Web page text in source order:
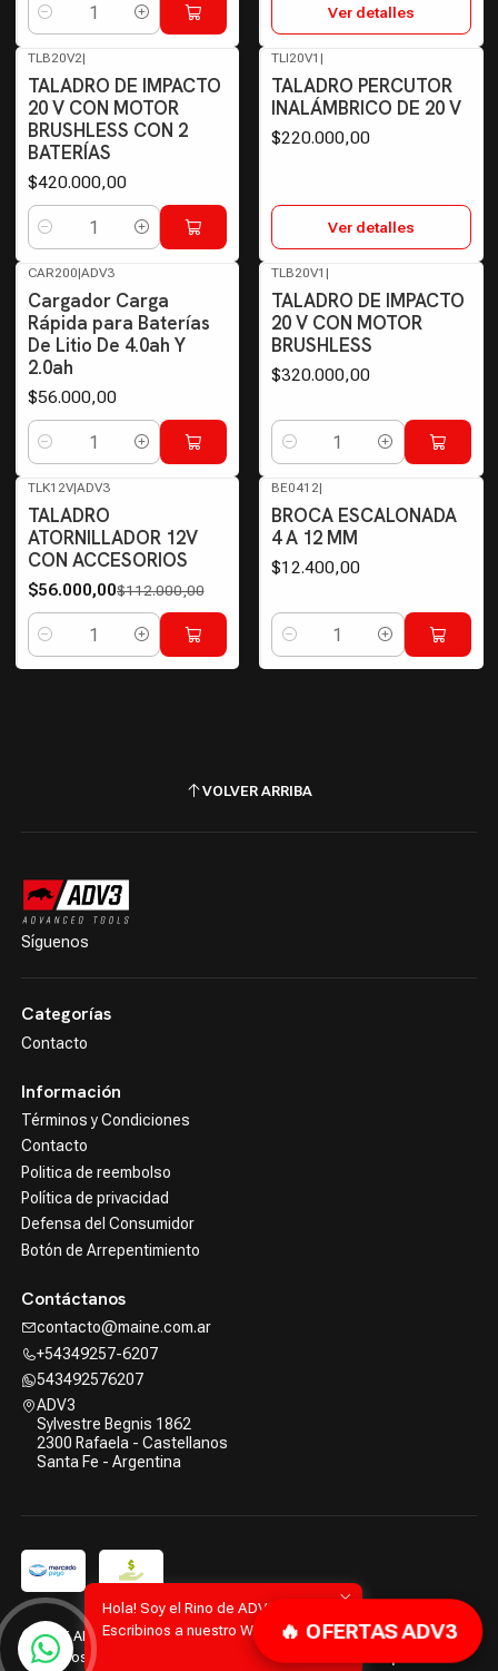
🔥 OFERTAS ADV3
Cantidad
Ver detalles
TLB20V2|
TALADRO DE IMPACTO
20 V CON MOTOR
BRUSHLESS CON 2
BATERÍAS
$420.000,00
Cantidad
Agotado
TLI20V1 |
TALADRO PERCUTOR
INALÁMBRICO DE 20 V
$220.000,00
Ver detalles
CAR200|ADV3
Cargador Carga
Rápida para Baterías
De Litio De 4.0ah Y
2.0ah
$56.000,00
Cantidad
TLB20V1 |
TALADRO DE IMPACTO
20 V CON MOTOR
BRUSHLESS
$320.000,00
Cantidad
-50%OFF
TLK12V|ADV3
TALADRO
ATORNILLADOR 12V
CON ACCESORIOS
$56.000,00$112.000,00
Cantidad
BE0412|
BROCA ESCALONADA
4 A 12 MM
$12.400,00
Cantidad
VOLVER ARRIBA
Síguenos
Categorías
Contacto
Información
Términos y Condiciones
Contacto
Politica de reembolso
Política de privacidad
Defensa del Consumidor
Botón de Arrepentimiento
Contáctanos
contacto@maine.com.ar
+54349257-6207
543492576207
ADV3
Sylvestre Begnis 1862
2300 Rafaela - Castellanos
Santa Fe - Argentina
2026 ADV3 | Advanced Tools.
Todos los derechos reservados.
Desarrollado por Jumpseller
Hola! Soy el Rino de ADV3.
Escribinos a nuestro WhatsApp!